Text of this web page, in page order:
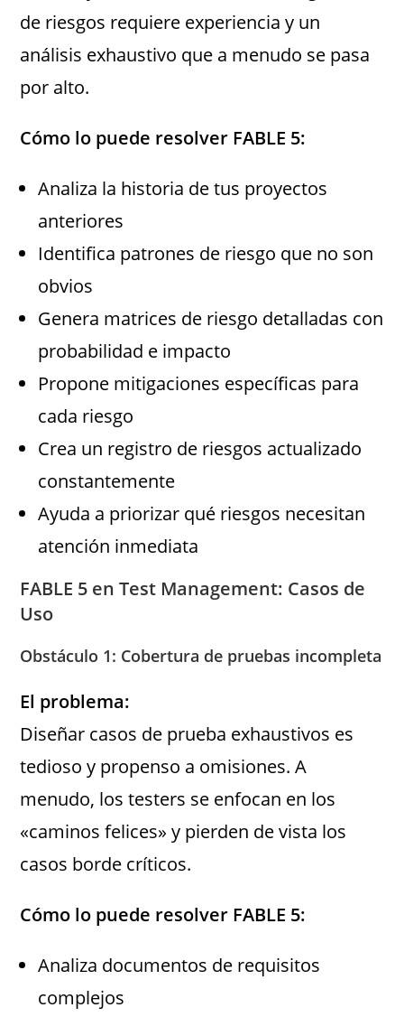
de riesgos requiere experiencia y un
análisis exhaustivo que a menudo se pasa
por alto.
Cómo lo puede resolver FABLE 5:
Analiza la historia de tus proyectos
anteriores
Identifica patrones de riesgo que no son
obvios
Genera matrices de riesgo detalladas con
probabilidad e impacto
Propone mitigaciones específicas para
cada riesgo
Crea un registro de riesgos actualizado
constantemente
Ayuda a priorizar qué riesgos necesitan
atención inmediata
FABLE 5 en Test Management: Casos de
Uso
Obstáculo 1: Cobertura de pruebas incompleta
El problema:
Diseñar casos de prueba exhaustivos es
tedioso y propenso a omisiones. A
menudo, los testers se enfocan en los
«caminos felices» y pierden de vista los
casos borde críticos.
Cómo lo puede resolver FABLE 5:
Analiza documentos de requisitos
complejos